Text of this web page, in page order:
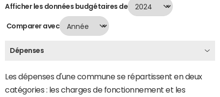
Afficher les données budgétaires de
Comparer avec
Dépenses
Les dépenses d'une commune se répartissent en deux
catégories : les charges de fonctionnement et les